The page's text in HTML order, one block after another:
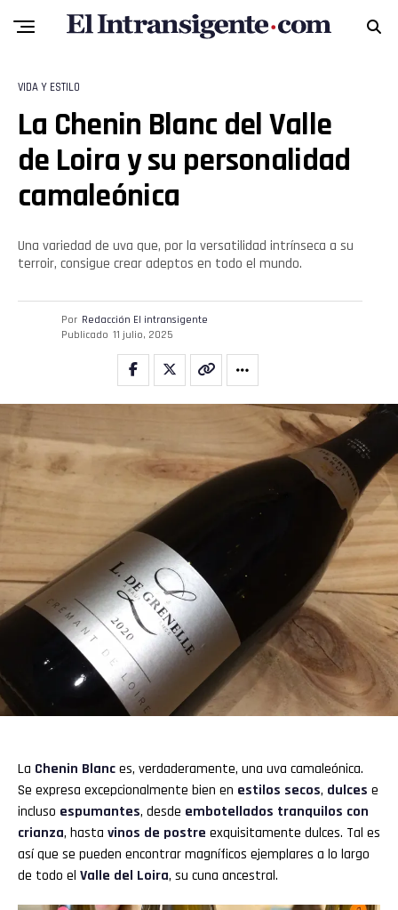
VIDA Y ESTILO
La Chenin Blanc del Valle
de Loira y su personalidad
camaleónica
Una variedad de uva que, por la versatilidad intrínseca a su
terroir, consigue crear adeptos en todo el mundo.
Por Redacción El intransigente
Publicado 11 julio, 2025
La Chenin Blances, verdaderamente, una uva camaleónica.
Se expresa excepcionalmente bien en estilos secos, dulces e
incluso espumantes, desde embotellados tranquilos con
crianza, hasta vinos de postre exquisitamente dulces. Tal es
así que se pueden encontrar magníficos ejemplares a lo largo
de todo el Valle del Loira, su cuna ancestral.